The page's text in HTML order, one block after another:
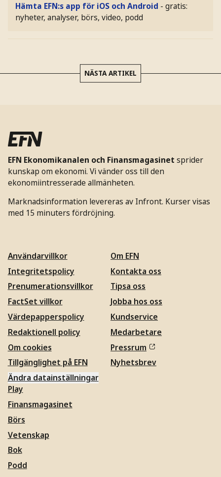
Hämta EFN:s app för iOS och Android - gratis:
nyheter, analyser, börs, video, podd
NÄSTA ARTIKEL
EFN Ekonomikanalen och Finansmagasinet sprider
kunskap om ekonomi. Vi vänder oss till den
ekonomiintresserade allmänheten.
Marknadsinformation levereras av Infront. Kurser visas
med 15 minuters fördröjning.
Användarvillkor
Integritetspolicy
Prenumerationsvillkor
FactSet villkor
Värdepapperspolicy
Redaktionell policy
Om cookies
Tillgänglighet på EFN
Ändra datainställningar
Om EFN
Kontakta oss
Tipsa oss
Jobba hos oss
Kundservice
Medarbetare
Pressrum
Nyhetsbrev
Play
Finansmagasinet
Börs
Vetenskap
Bok
Podd